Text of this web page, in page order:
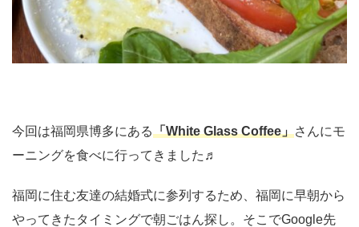
今回は福岡県博多にある「White Glass Coffee」さんにモ
ーニングを食べに行ってきました♬
福岡に住む友達の結婚式に参列するため、福岡に早朝から
やってきたタイミングで朝ごはん探し。そこでGoogle先